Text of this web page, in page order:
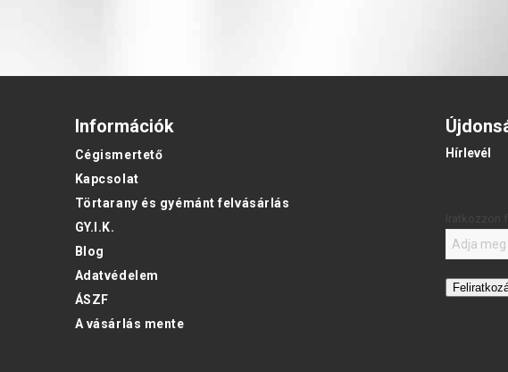
Információk
Cégismertető
Kapcsolat
Törtarany és gyémánt felvásárlás
GY.I.K.
Blog
Adatvédelem
ÁSZF
A vásárlás mente
Hírlevél